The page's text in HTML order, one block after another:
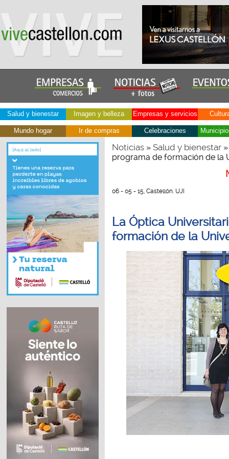
Salud y bienestar Imagen y belleza Empresas y servicios
Mundo hogar Ir de compras Celebraciones
Noticias» Salud y bienestar»
programa de formación de la
06 - 05 - 15, Castellón. UJI
La Óptica
formación de la